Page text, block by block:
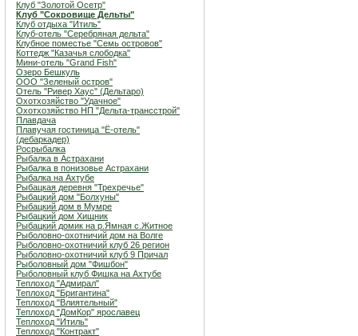
Клуб "Золотой Осетр"
Клуб "Сокровище Дельты"
Клуб отдыха "Итиль"
Клуб-отель "Серебряная дельта"
Клубное поместье "Семь островов"
Коттедж "Казачья слободка"
Мини-отель "Grand Fish"
Озеро Бешкуль
ООО "Зеленый остров"
Отель "Ривер Хаус" (Дельтаро)
Охотхозяйство "Удачное"
Охотхозяйство НП "Дельта-трансстрой"
Плавдача
Плавучая гостиница "Ё-отель"
(дебаркадер)
Росрыбалка
Рыбалка в Астрахани
Рыбалка в понизовье Астрахани
Рыбалка на Ахтубе
Рыбацкая деревня "Трехречье"
Рыбацкий дом "Болхуны"
Рыбацкий дом в Мумре
Рыбацкий дом Хищник
Рыбацкий домик на р.Ямная с.Житное
Рыболовно-охотничий дом на Волге
Рыболовно-охотничий клуб 26 регион
Рыболовно-охотничий клуб 9 Причал
Рыболовный дом "Фишбон"
Рыболовный клуб Фишка на Ахтубе
Теплоход "Адмирал"
Теплоход "Бригантина"
Теплоход "Влиятельный"
Теплоход "ДомКор" ярославец
Теплоход "Итиль"
Теплоход "Контракт"